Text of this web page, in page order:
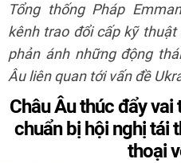
Tổng thống Pháp
kênh trao đổi cấp kỹ
phản ánh những động
Âu liên quan tới vấn đề
Châu Âu thúc đẩy vai
chuẩn bị hội nghị tái
thoại